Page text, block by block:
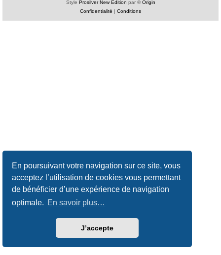
En poursuivant votre navigation sur ce site, vous
acceptez l’utilisation de cookies vous permettant
de bénéficier d’une expérience de navigation
optimale. En savoir plus…
J’accepte
Style Prosilver New Edition par ©Origin
Confidentialité | Conditions